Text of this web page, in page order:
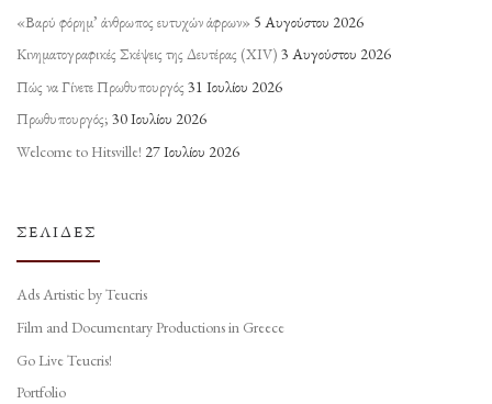
«Βαρύ φόρημ’ άνθρωπος ευτυχών άφρων» 5 Αυγούστου 2026
Κινηματογραφικές Σκέψεις της Δευτέρας (ΧΙV) 3 Αυγούστου 2026
Πώς να Γίνετε Πρωθυπουργός 31 Ιουλίου 2026
Πρωθυπουργός; 30 Ιουλίου 2026
Welcome to Hitsville! 27 Ιουλίου 2026
ΣΕΛΊΔΕΣ
Ads Artistic by Teucris
Film and Documentary Productions in Greece
Go Live Teucris!
Portfolio